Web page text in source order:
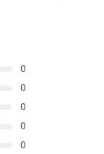
0
0
0
0
0